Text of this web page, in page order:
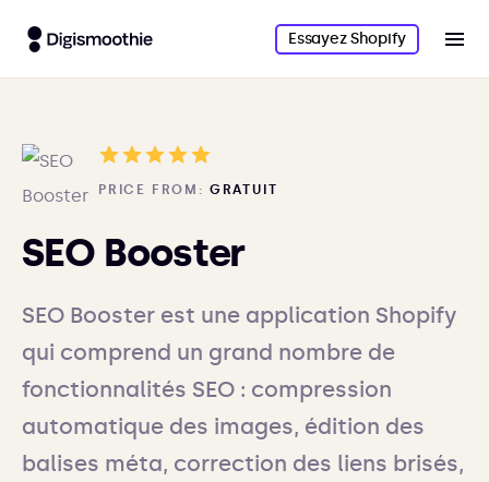
Essayez Shopify
PRICE FROM: GRATUIT
SEO Booster
SEO Booster est une application Shopify
qui comprend un grand nombre de
fonctionnalités SEO : compression
automatique des images, édition des
balises méta, correction des liens brisés,